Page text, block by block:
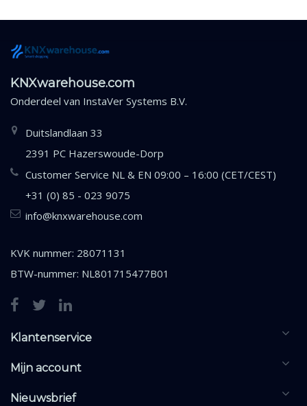
KNXwarehouse.com
Onderdeel van InstaVer Systems B.V.
Duitslandlaan 33
2391 PC Hazerswoude-Dorp
Customer Service NL & EN 09:00 – 16:00 (CET/CEST)
+31 (0) 85 - 023 9075
info@knxwarehouse.com
KVK nummer: 28071131
BTW-nummer: NL801715477B01
Klantenservice
Mijn account
Nieuwsbrief